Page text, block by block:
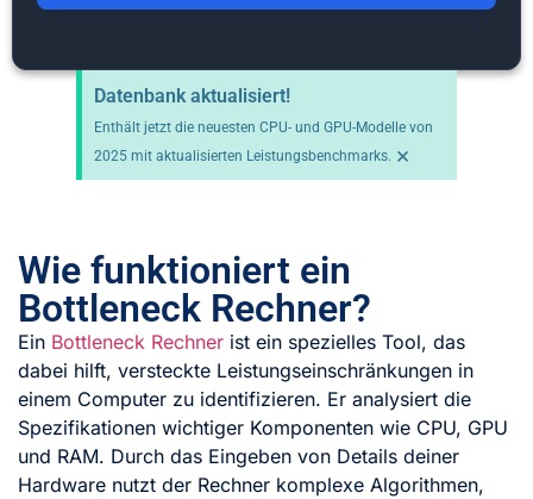
Datenbank aktualisiert!
Enthält jetzt die neuesten CPU- und GPU-Modelle von
2025 mit aktualisierten Leistungsbenchmarks. ×
Wie funktioniert ein
Bottleneck Rechner?
Ein Bottleneck Rechner ist ein spezielles Tool, das
dabei hilft, versteckte Leistungs­einschränkungen in
einem Computer zu identifizieren. Er analysiert die
Spezifikationen wichtiger Komponenten wie CPU, GPU
und RAM. Durch das Eingeben von Details deiner
Hardware nutzt der Rechner komplexe Algorithmen,